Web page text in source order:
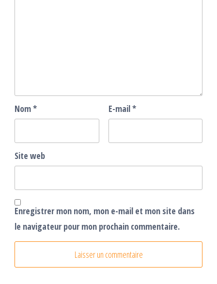
Nom* E-mail*
Site web
Enregistrer mon nom, mon e-mail et mon site dans
le navigateur pour mon prochain commentaire.